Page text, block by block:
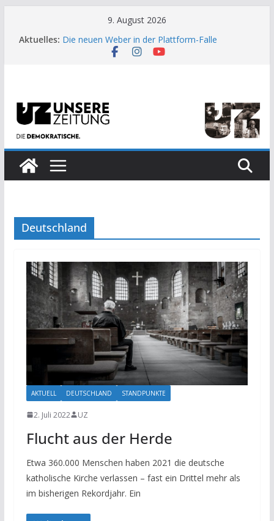
9. August 2026
Aktuelles:
US-Wahl: Arzt aus Detroit besiegt 70-Millionen-
Dollar-Lobby
Die neuen Weber in der Plattform-Falle
Kinderbetreuung ist keine Arbeit?
Deutschland
AKTUELL DEUTSCHLAND STANDPUNKTE
2. Juli 2022 UZ
Flucht aus der Herde
Etwa 360.000 Menschen haben 2021 die deutsche
katholische Kirche verlassen – fast ein Drittel mehr als
im bisherigen Rekordjahr. Ein